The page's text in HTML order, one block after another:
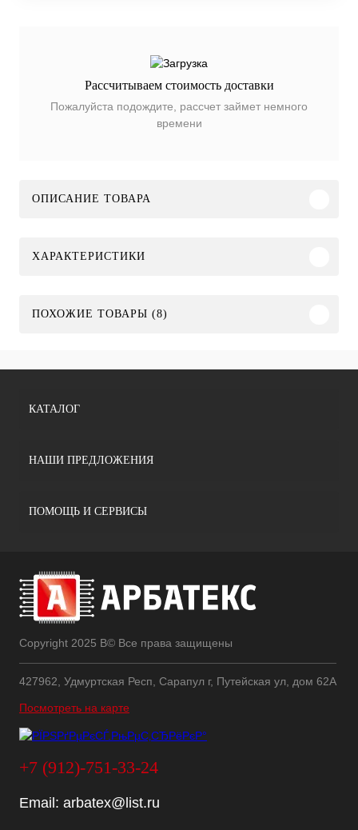
Рассчитываем стоимость доставки
Пожалуйста подождите, рассчет займет немного
времени
ОПИСАНИЕ ТОВАРА
ХАРАКТЕРИСТИКИ
ПОХОЖИЕ ТОВАРЫ (8)
КАТАЛОГ
НАШИ ПРЕДЛОЖЕНИЯ
ПОМОЩЬ И СЕРВИСЫ
Copyright 2025 В© Все права защищены
427962, Удмуртская Респ, Сарапул г, Путейская ул, дом 62А
Посмотреть на карте
+7 (912)-751-33-24
Email: arbatex@list.ru